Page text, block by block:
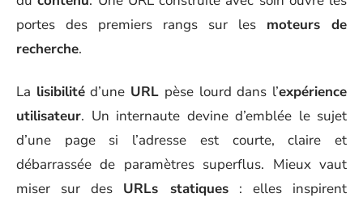
portes des premiers rangs sur les moteurs de
recherche.
La lisibilitéd’une URL pèse lourd dans l’expérience
utilisateur. Un internaute devine d’emblée le sujet
d’une page si l’adresse est courte, claire et
débarrassée de paramètres superflus. Mieux vaut
miser sur des URLs statiques: elles inspirent